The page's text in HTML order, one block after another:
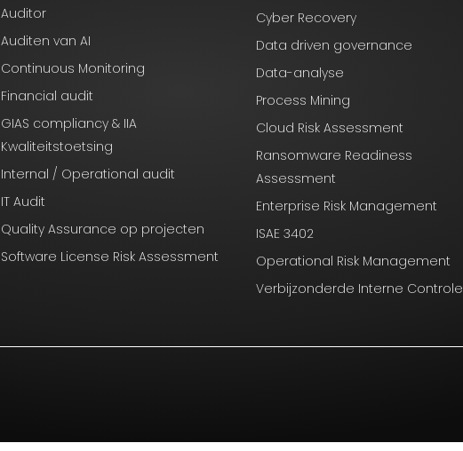
Auditor
Auditen van AI
Continuous Monitoring
Financial audit
GIAS compliancy & IIA
Kwaliteitstoetsing
Internal / Operational audit
IT Audit
Quality Assurance op projecten
Software License Risk Assessment
Cyber Recovery
Data driven governance
Data-analyse
Process Mining
Cloud Risk Assessment
Ransomware Readiness
Assessment
Enterprise Risk Management
ISAE 3402
Operational Risk Management
Verbijzonderde Interne Controle